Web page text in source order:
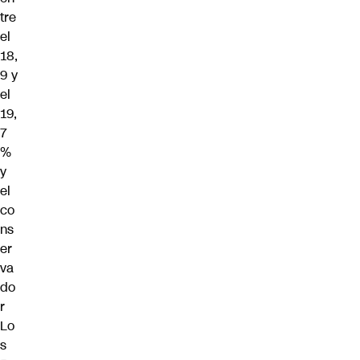
tre
el
18,
9 y
el
19,
7
%
y
el
co
ns
er
va
do
r
Lo
s